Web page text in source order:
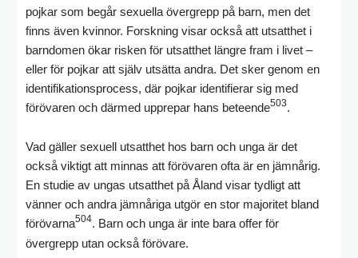
pojkar som begår sexuella övergrepp på barn, men det
finns även kvinnor. Forskning visar också att utsatthet i
barndomen ökar risken för utsatthet längre fram i livet –
eller för pojkar att själv utsätta andra. Det sker genom en
identifikationsprocess, där pojkar identifierar sig med
förövaren och därmed upprepar hans beteende503.
Vad gäller sexuell utsatthet hos barn och unga är det
också viktigt att minnas att förövaren ofta är en jämnårig.
En studie av ungas utsatthet på Åland visar tydligt att
vänner och andra jämnåriga utgör en stor majoritet bland
förövarna504. Barn och unga är inte bara offer för
övergrepp utan också förövare.